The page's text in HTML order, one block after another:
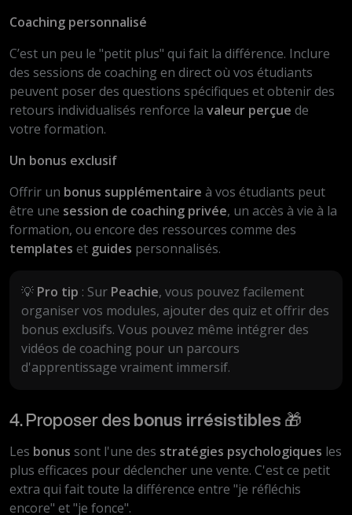
Coaching personnalisé
C’est un peu le "petit plus" qui fait la différence. Inclure
des sessions de coaching en direct où vos étudiants
peuvent poser des questions spécifiques et obtenir des
retours individualisés renforce la valeur perçue de
votre formation.
Un bonus exclusif
Offrir un bonus supplémentaire à vos étudiants peut
être une session de coaching privée, un accès à vie à la
formation, ou encore des ressources comme des
templates et guides personnalisés.
💡 Pro tip : Sur Peachie, vous pouvez facilement
organiser vos modules, ajouter des quiz et offrir des
bonus exclusifs. Vous pouvez même intégrer des
vidéos de coaching pour un parcours
d'apprentissage vraiment immersif.
4. Proposer des bonus irrésistibles 🎁
Les bonus sont l'une des stratégies psychologiques les
plus efficaces pour déclencher une vente. C'est ce petit
extra qui fait toute la différence entre "je réfléchis
encore" et "je fonce".